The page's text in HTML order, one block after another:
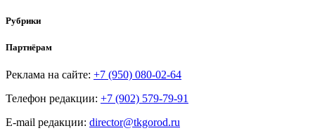
Рубрики
Партнёрам
Реклама на сайте: +7 (950) 080-02-64
Телефон редакции: +7 (902) 579-79-91
E-mail редакции: director@tkgorod.ru